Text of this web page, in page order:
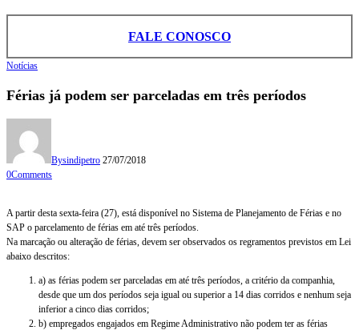
FALE CONOSCO
Notícias
Férias já podem ser parceladas em três períodos
Bysindipetro 27/07/2018
0Comments
A partir desta sexta-feira (27), está disponível no Sistema de Planejamento de Férias e no
SAP o parcelamento de férias em até três períodos.
Na marcação ou alteração de férias, devem ser observados os regramentos previstos em Lei
abaixo descritos:
a) as férias podem ser parceladas em até três períodos, a critério da companhia,
desde que um dos períodos seja igual ou superior a 14 dias corridos e nenhum seja
inferior a cinco dias corridos;
b) empregados engajados em Regime Administrativo não podem ter as férias